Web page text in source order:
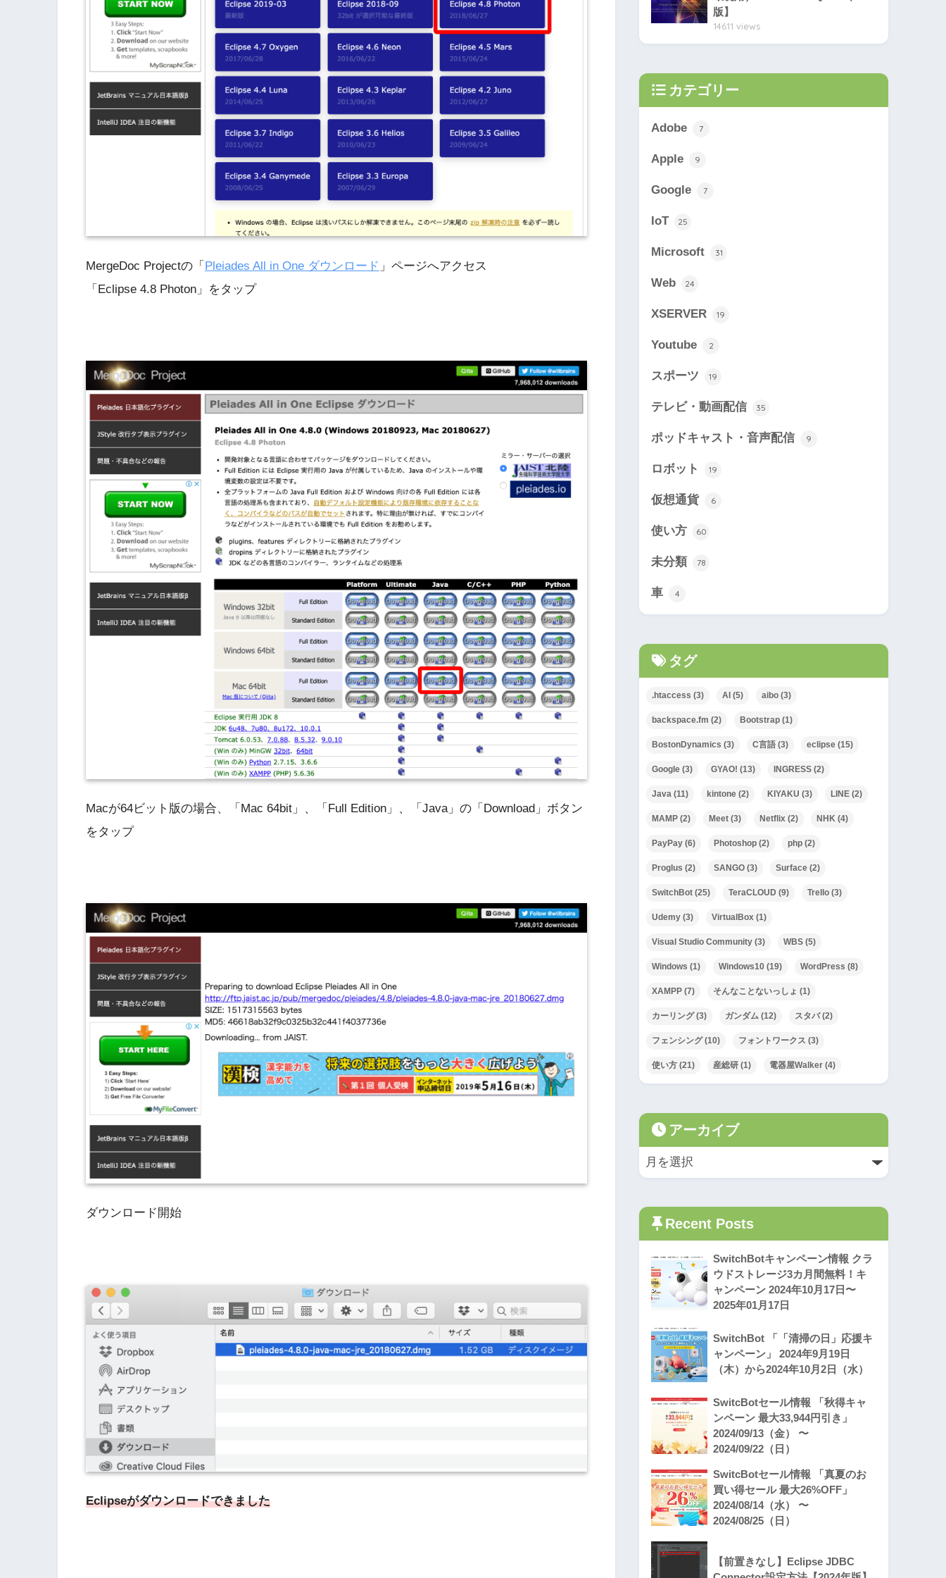
MergeDoc Projectの「 Pleiades All in One ダウンロード 」ページへアクセス
「Eclipse 4.8 Photon」をタップ
Macが64ビット版の場合、「Mac 64bit」、「Full Edition」、「Java」の「Download」ボタン
をタップ
ダウンロード開始
Eclipseがダウンロードできました
版】
14611 views
カテゴリー
Adobe 7
Apple 9
Google 7
IoT 25
Microsoft 31
Web 24
XSERVER 19
Youtube 2
スポーツ 19
テレビ・動画配信 35
ポッドキャスト・音声配信 9
ロボット 19
仮想通貨 6
使い方 60
未分類 78
車 4
タグ
.htaccess (3) AI (5) aibo (3)
backspace.fm (2) Bootstrap (1)
BostonDynamics (3) C言語 (3) eclipse (15)
Google (3) GYAO! (13) INGRESS (2)
Java (11) kintone (2) KIYAKU (3) LINE (2)
MAMP (2) Meet (3) Netflix (2) NHK (4)
PayPay (6) Photoshop (2) php (2)
Proglus (2) SANGO (3) Surface (2)
SwitchBot (25) TeraCLOUD (9) Trello (3)
Udemy (3) VirtualBox (1)
Visual Studio Community (3) WBS (5)
Windows (1) Windows10 (19) WordPress (8)
XAMPP (7) そんなことないっしょ (1)
カーリング(3) ガンダム (12) スタバ(2)
フェンシング(10) フォントワークス (3)
使い方 (21) 産総研 (1) 電器屋Walker (4)
アーカイブ
Recent Posts
SwitchBotキャンペーン情報 クラ
ウドストレージ3カ月間無料！キ
ャンペーン 2024年10月17日〜
2025年01月17日
SwitchBot 「「清掃の日」応援キ
ャンペーン」 2024年9月19日
（木）から2024年10月2日（水）
SwitcBotセール情報 「秋得キャ
ンペーン 最大33,944円引き」
2024/09/13（金） 〜
2024/09/22（日）
SwitcBotセール情報 「真夏のお
買い得セール 最大26%OFF」
2024/08/14（水） 〜
2024/08/25（日）
【前置きなし】Eclipse JDBC